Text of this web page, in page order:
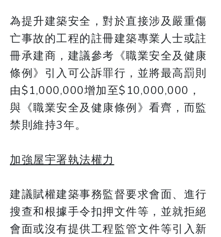
為提升建築安全，對於直接涉及嚴重傷
亡事故的工程的註冊建築專業人士或註
冊承建商，建議參考《職業安全及健康
條例》引入可公訴罪行，並將最高罰則
由$1,000,000增加至$10,000,000，
與《職業安全及健康條例》看齊，而監
禁則維持3年。
加強屋宇署執法權力
建議賦權建築事務監督要求會面、進行
搜查和根據手令扣押文件等，並就拒絕
會面或沒有提供工程監管文件等引入新